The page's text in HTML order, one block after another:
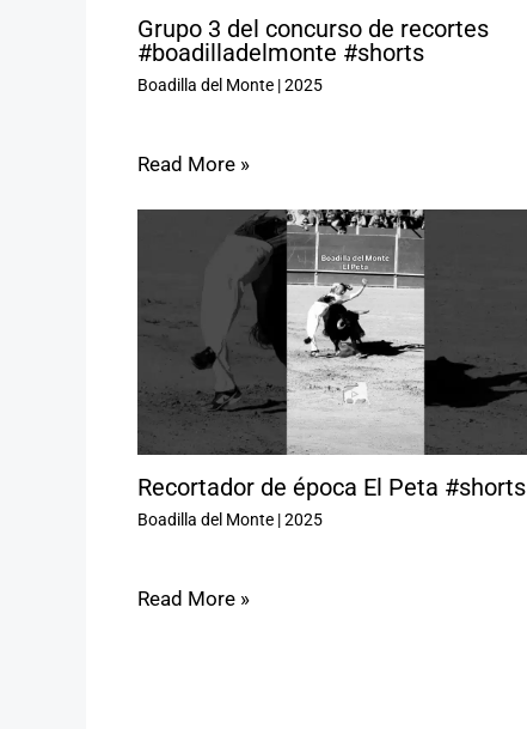
Grupo 3 del concurso de recortes
#boadilladelmonte #shorts
Boadilla del Monte|2025
Read More »
Recortador de época El Peta #shorts
Boadilla del Monte|2025
Read More »